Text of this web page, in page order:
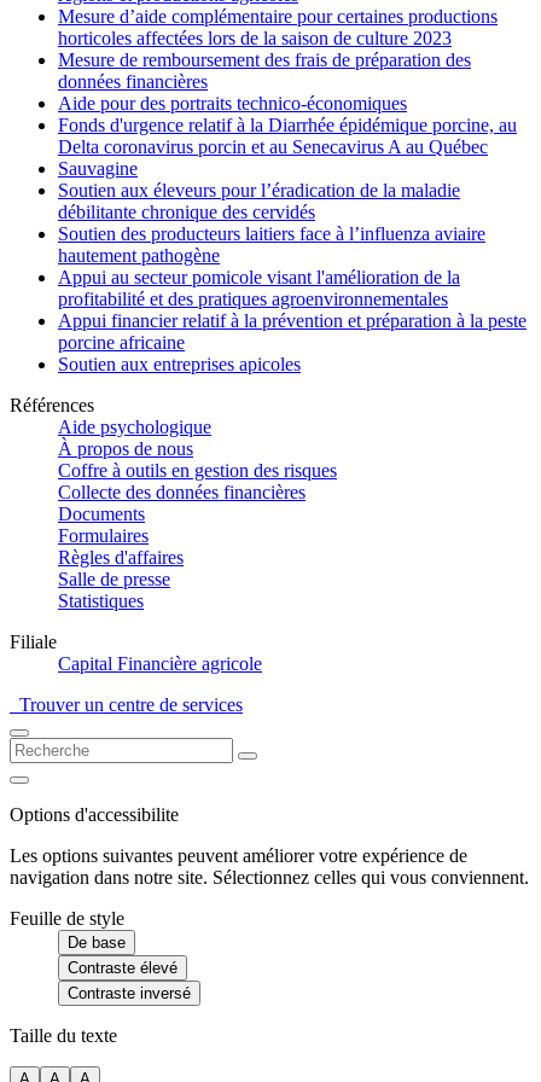
Mesure d’aide complémentaire pour certaines productions
horticoles affectées lors de la saison de culture 2023
Mesure de remboursement des frais de préparation des
données financières
Aide pour des portraits technico-économiques
Fonds d'urgence relatif à la Diarrhée épidémique porcine, au
Delta coronavirus porcin et au Senecavirus A au Québec
Sauvagine
Soutien aux éleveurs pour l’éradication de la maladie
débilitante chronique des cervidés
Soutien des producteurs laitiers face à l’influenza aviaire
hautement pathogène
Appui au secteur pomicole visant l'amélioration de la
profitabilité et des pratiques agroenvironnementales
Appui financier relatif à la prévention et préparation à la peste
porcine africaine
Soutien aux entreprises apicoles
Références
Aide psychologique
À propos de nous
Coffre à outils en gestion des risques
Collecte des données financières
Documents
Formulaires
Règles d'affaires
Salle de presse
Statistiques
Filiale
Capital Financière agricole
Trouver un centre de services
Options d'accessibilite
Les options suivantes peuvent améliorer votre expérience de
navigation dans notre site. Sélectionnez celles qui vous conviennent.
Feuille de style
De base
Contraste élevé
Contraste inversé
Taille du texte